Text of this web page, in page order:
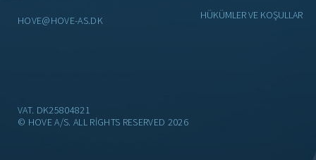
HOVE@HOVE-AS.DK HÜKÜMLER VE KOŞULLAR
VAT. DK25804821
© HOVE A/S. ALL RIGHTS RESERVED 2026